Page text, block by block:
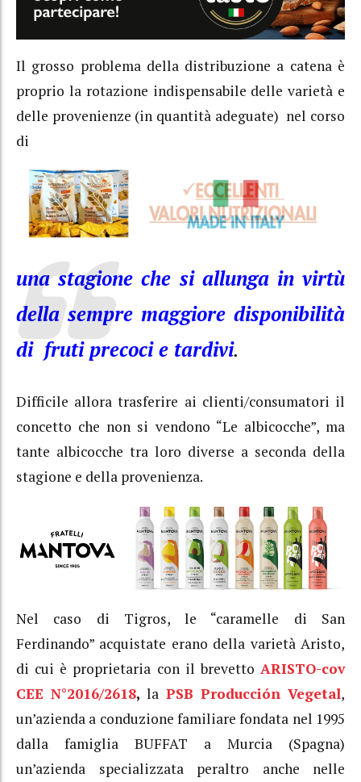
Il grosso problema della distribuzione a catena è
proprio la rotazione indispensabile delle varietà e
delle provenienze (in quantità adeguate) nel corso
di
una stagione che si allunga in virtù
della sempre maggiore disponibilità
di fruti precoci e tardivi.
Difficile allora trasferire ai clienti/consumatori il
concetto che non si vendono “Le albicocche”, ma
tante albicocche tra loro diverse a seconda della
stagione e della provenienza.
Nel caso di Tigros, le “caramelle di San
Ferdinando” acquistate erano della varietà Aristo,
di cui è proprietaria con il brevetto ARISTO-cov
CEE N°2016/2618,la PSB Producción Vegetal,
un’azienda a conduzione familiare fondata nel 1995
dalla famiglia BUFFAT a Murcia (Spagna)
un’azienda specializzata peraltro anche nelle